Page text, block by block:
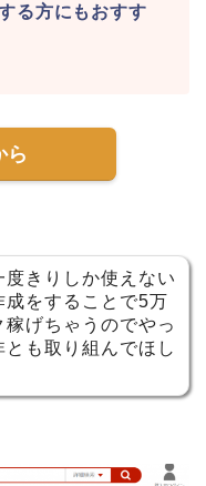
る方にもおすす
ら
きりしか使えない
成をすることで5万
げちゃうのでやっ
も取り組んでほし